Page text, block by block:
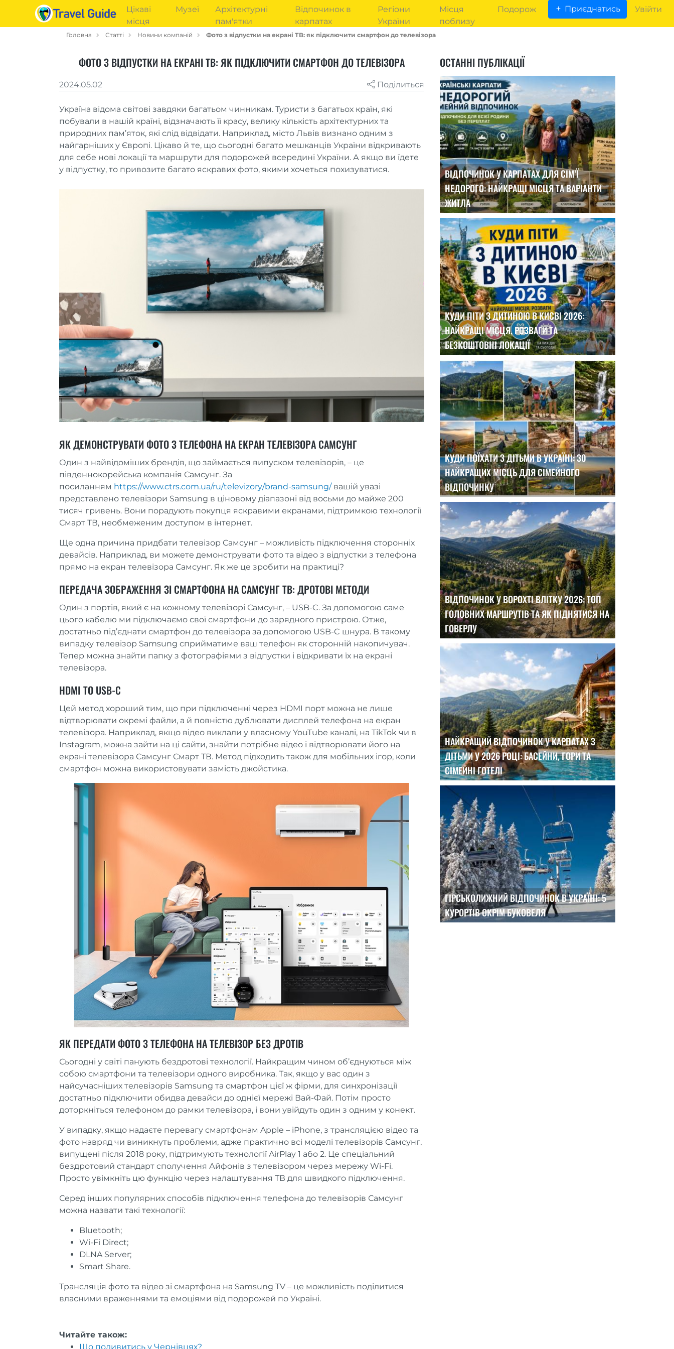
Цікаві
місця
Музеї
Архітектурні
пам'ятки
Відпочинок в
карпатах
Регіони
України
Місця
поблизу
Подорож Приєднатись Увійти
Головна Статті Новини компаній Фото з відпустки на екрані ТВ: як підключити смартфон до телевізора
ФОТО З ВІДПУСТКИ НА ЕКРАНІ ТВ: ЯК ПІДКЛЮЧИТИ СМАРТФОН ДО ТЕЛЕВІЗОРА
2024.05.02 Поділиться
Україна відома світові завдяки багатьом чинникам. Туристи з багатьох країн, які
побували в нашій країні, відзначають її красу, велику кількість архітектурних та
природних пам’яток, які слід відвідати. Наприклад, місто Львів визнано одним з
найгарніших у Європі. Цікаво й те, що сьогодні багато мешканців України відкривають
для себе нові локації та маршрути для подорожей всередині України. А якщо ви їдете
у відпустку, то привозите багато яскравих фото, якими хочеться похизуватися.
ЯК ДЕМОНСТРУВАТИ ФОТО З ТЕЛЕФОНА НА ЕКРАН ТЕЛЕВІЗОРА САМСУНГ
Один з найвідоміших брендів, що займається випуском телевізорів, – це
південнокорейська компанія Самсунг. За
посиланням https://www.ctrs.com.ua/ru/televizory/brand-samsung/вашій увазі
представлено телевізори Samsung в ціновому діапазоні від восьми до майже 200
тисяч гривень. Вони порадують покупця яскравими екранами, підтримкою технології
Смарт ТВ, необмеженим доступом в інтернет.
Ще одна причина придбати телевізор Самсунг – можливість підключення сторонніх
девайсів. Наприклад, ви можете демонструвати фото та відео з відпустки з телефона
прямо на екран телевізора Самсунг. Як же це зробити на практиці?
ПЕРЕДАЧА ЗОБРАЖЕННЯ ЗІ СМАРТФОНА НА САМСУНГ ТВ: ДРОТОВІ МЕТОДИ
Один з портів, який є на кожному телевізорі Самсунг, – USB-C. За допомогою саме
цього кабелю ми підключаємо свої смартфони до зарядного пристрою. Отже,
достатньо під’єднати смартфон до телевізора за допомогою USB-C шнура. В такому
випадку телевізор Samsung сприйматиме ваш телефон як сторонній накопичувач.
Тепер можна знайти папку з фотографіями з відпустки і відкривати їх на екрані
телевізора.
HDMI TO USB-C
Цей метод хороший тим, що при підключенні через HDMI порт можна не лише
відтворювати окремі файли, а й повністю дублювати дисплей телефона на екран
телевізора. Наприклад, якщо відео виклали у власному YouTube каналі, на TikTok чи в
Instagram, можна зайти на ці сайти, знайти потрібне відео і відтворювати його на
екрані телевізора Самсунг Смарт ТВ. Метод підходить також для мобільних ігор, коли
смартфон можна використовувати замість джойстика.
ЯК ПЕРЕДАТИ ФОТО З ТЕЛЕФОНА НА ТЕЛЕВІЗОР БЕЗ ДРОТІВ
Сьогодні у світі панують бездротові технології. Найкращим чином об’єднуються між
собою смартфони та телевізори одного виробника. Так, якщо у вас один з
найсучасніших телевізорів Samsung та смартфон цієї ж фірми, для синхронізації
достатньо підключити обидва девайси до однієї мережі Вай-Фай. Потім просто
доторкніться телефоном до рамки телевізора, і вони увійдуть один з одним у конект.
У випадку, якщо надаєте перевагу смартфонам Apple – iPhone, з трансляцією відео та
фото навряд чи виникнуть проблеми, адже практично всі моделі телевізорів Самсунг,
випущені після 2018 року, підтримують технології AirPlay 1 або 2. Це спеціальний
бездротовий стандарт сполучення Айфонів з телевізором через мережу Wi-Fi.
Просто увімкніть цю функцію через налаштування ТВ для швидкого підключення.
Серед інших популярних способів підключення телефона до телевізорів Самсунг
можна назвати такі технології:
Bluetooth;
Wi-Fi Direct;
DLNA Server;
Smart Share.
Трансляція фото та відео зі смартфона на Samsung TV – це можливість поділитися
власними враженнями та емоціями від подорожей по Україні.
Читайте також:
Що подивитись у Чернівцях?
ОСТАННІ ПУБЛІКАЦІЇ
ВІДПОЧИНОК У КАРПАТАХ ДЛЯ СІМ’Ї
НЕДОРОГО: НАЙКРАЩІ МІСЦЯ ТА ВАРІАНТИ
ЖИТЛА
КУДИ ПІТИ З ДИТИНОЮ В КИЄВІ 2026:
НАЙКРАЩІ МІСЦЯ, РОЗВАГИ ТА
БЕЗКОШТОВНІ ЛОКАЦІЇ
КУДИ ПОЇХАТИ З ДІТЬМИ В УКРАЇНІ: 30
НАЙКРАЩИХ МІСЦЬ ДЛЯ СІМЕЙНОГО
ВІДПОЧИНКУ
ВІДПОЧИНОК У ВОРОХТІ ВЛІТКУ 2026: ТОП
ГОЛОВНИХ МАРШРУТІВ ТА ЯК ПІДНЯТИСЯ НА
ГОВЕРЛУ
НАЙКРАЩИЙ ВІДПОЧИНОК У КАРПАТАХ З
ДІТЬМИ У 2026 РОЦІ: БАСЕЙНИ, ГОРИ ТА
СІМЕЙНІ ГОТЕЛІ
ГІРСЬКОЛИЖНИЙ ВІДПОЧИНОК В УКРАЇНІ: 5
КУРОРТІВ ОКРІМ БУКОВЕЛЯ